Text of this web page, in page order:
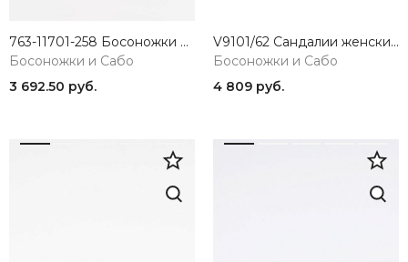
763-11701-258 Босоножки женские SandM
Босоножки и Сабо
3 692.50 руб.
V9101/62 Сандалии женские Rieker
Босоножки и Сабо
4 809 руб.